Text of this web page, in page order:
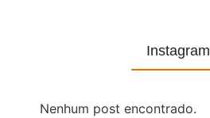
Instagram
Nenhum post encontrado.